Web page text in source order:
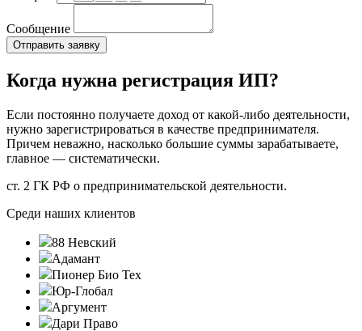
Сообщение
Когда нужна регистрация ИП?
Если постоянно получаете доход от какой-либо деятельности,
нужно зарегистрироваться в качестве предпринимателя.
Причем неважно, насколько большие суммы зарабатываете,
главное — систематически.
ст. 2 ГК РФ о предпринимательской деятельности.
Среди наших клиентов
88 Невский
Адамант
Пионер Био Тех
Юр-Глобал
Аргумент
Дари Право